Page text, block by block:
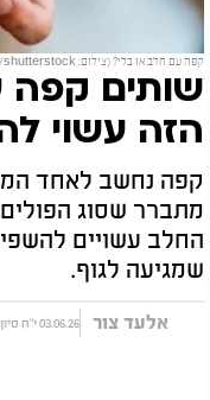
קפה עם חלב או בלי? (צילום: Bashar Creates/shutterstock)
שותים קפה
הזה עשוי
קפה נחשב לאחד
מתברר שסוג
החלב עשויים
שמגיעה לגוף.
אלעד צור 03.06.26 י"ח סיון התשפ"ו